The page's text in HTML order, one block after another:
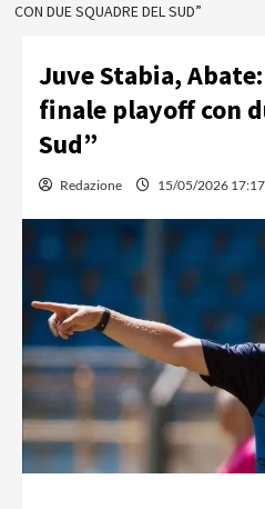
CON DUE SQUADRE DEL SUD”
Juve Stabia,
finale playoff con
Sud”
Redazione 15/05/2026 17:17